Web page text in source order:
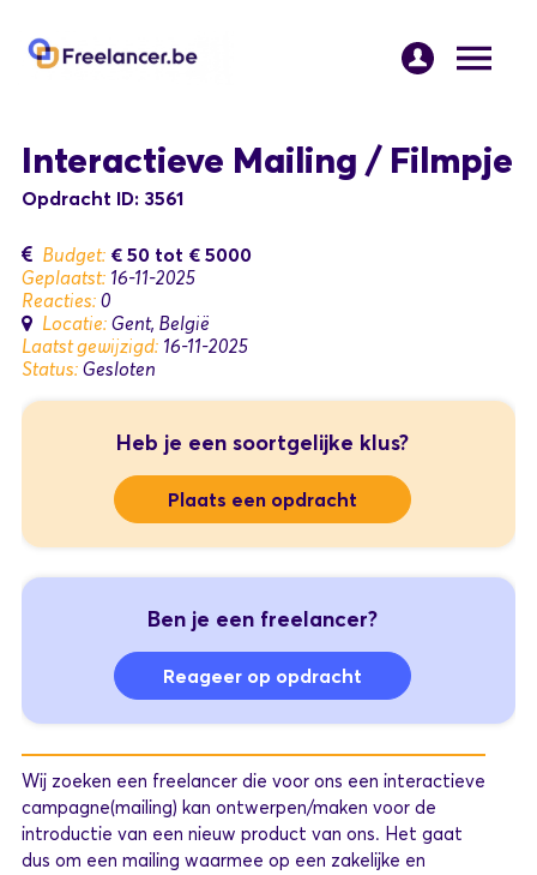
Interactieve Mailing / Filmpje
Opdracht ID: 3561
Budget: € 50 tot € 5000
Geplaatst: 16-11-2025
Reacties: 0
Locatie: Gent, België
Laatst gewijzigd: 16-11-2025
Status: Gesloten
Heb je een soortgelijke klus?
Plaats een opdracht
Ben je een freelancer?
Reageer op opdracht
Wij zoeken een freelancer die voor ons een interactieve
campagne(mailing) kan ontwerpen/maken voor de
introductie van een nieuw product van ons. Het gaat
dus om een mailing waarmee op een zakelijke en